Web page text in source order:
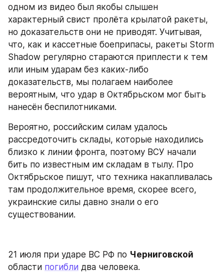
одном из видео был якобы слышен
характерный свист пролёта крылатой ракеты,
но доказательств они не приводят. Учитывая,
что, как и кассетные боеприпасы, ракеты Storm
Shadow регулярно стараются приплести к тем
или иным ударам без каких-либо
доказательств, мы полагаем наиболее
вероятным, что удар в Октябрьском мог быть
нанесён беспилотниками.
Вероятно, российским силам удалось
рассредоточить склады, которые находились
близко к линии фронта, поэтому ВСУ начали
бить по известным им складам в тылу. Про
Октябрьское пишут, что техника накапливалась
там продолжительное время, скорее всего,
украинские силы давно знали о его
существовании.
21 июля при ударе ВС РФ по
области погибли два человека.